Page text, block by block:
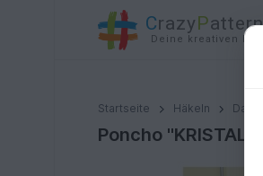
CrazyP
Deine kreativen
Startseite Häkeln Damen
Poncho "KRISTALL" mit 2
Poncho